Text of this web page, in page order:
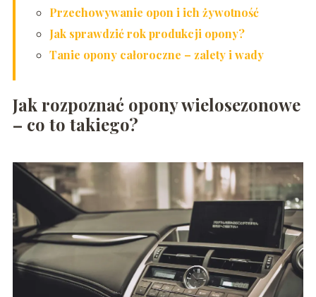
Przechowywanie opon i ich żywotność
Jak sprawdzić rok produkcji opony?
Tanie opony całoroczne – zalety i wady
Jak rozpoznać opony wielosezonowe
– co to takiego?